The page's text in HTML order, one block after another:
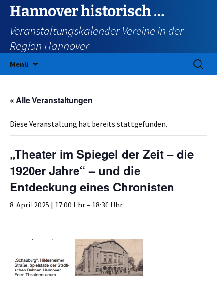
Zum
Inhalt
springen
Hannover historisch …
Veranstaltungskalender Vereine in der
Region Hannover
Menü
Suchen
nach:
« Alle Veranstaltungen
Diese Veranstaltung hat bereits stattgefunden.
„Theater im Spiegel der Zeit – die
1920er Jahre“ – und die
Entdeckung eines Chronisten
8. April 2025 | 17:00 Uhr– 18:30 Uhr